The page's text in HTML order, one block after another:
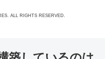
ALL RIGHTS RESERVED.